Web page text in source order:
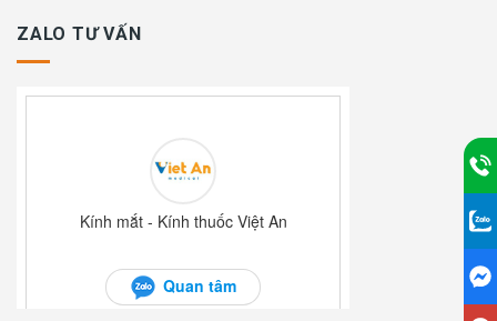
ZALO TƯ VẤN